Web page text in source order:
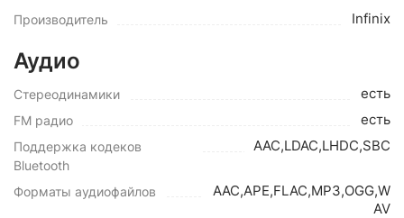
Производитель Infinix
Аудио
Стереодинамики есть
FM радио есть
Поддержка кодеков
Bluetooth
AAC,LDAC,LHDC,SBC
Форматы аудиофайлов
AAC,APE,FLAC,MP3,OGG,W
AV